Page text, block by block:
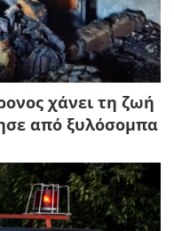
χάνει τη ζωή
από ξυλόσομπα